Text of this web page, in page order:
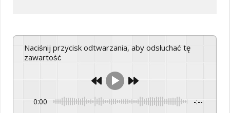
Naciśnij przycisk odtwarzania, aby odsłuchać tę
zawartość
0:00 -:--